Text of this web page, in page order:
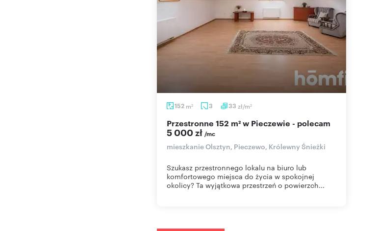
152 m2 3 33 zł/m2
Przestronne 152 m² w Pieczewie - polecam
5 000 zł /mc
mieszkanie Olsztyn, Pieczewo, Królewny Śnieżki
Szukasz przestronnego lokalu na biuro lub
komfortowego miejsca do życia w spokojnej
okolicy? Ta wyjątkowa przestrzeń o powierzch...